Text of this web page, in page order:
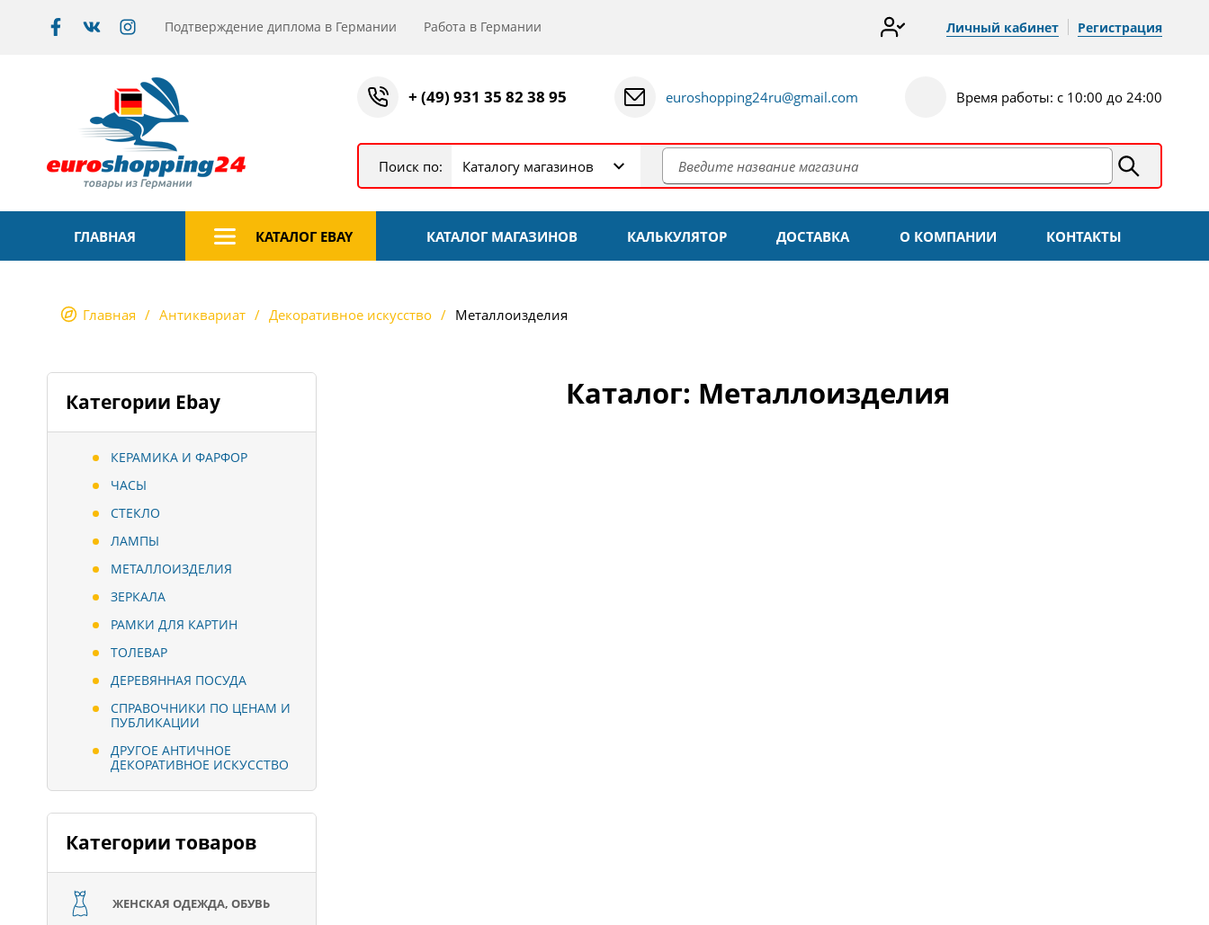
Подтверждение диплома в Германии Работа в Германии Личный кабинет Регистрация
+ (49) 931 35 82 38 95 euroshopping24ru@gmail.com Время работы: с 10:00 до 24:00
Поиск по: Каталогу магазинов
ГЛАВНАЯ КАТАЛОГ EBAY КАТАЛОГ МАГАЗИНОВ КАЛЬКУЛЯТОР ДОСТАВКА О КОМПАНИИ КОНТАКТЫ
Главная Антиквариат Декоративное искусство Металлоизделия
Категории Ebay
КЕРАМИКА И ФАРФОР
ЧАСЫ
СТЕКЛО
ЛАМПЫ
МЕТАЛЛОИЗДЕЛИЯ
ЗЕРКАЛА
РАМКИ ДЛЯ КАРТИН
ТОЛЕВАР
ДЕРЕВЯННАЯ ПОСУДА
СПРАВОЧНИКИ ПО ЦЕНАМ И
ПУБЛИКАЦИИ
ДРУГОЕ АНТИЧНОЕ
ДЕКОРАТИВНОЕ ИСКУССТВО
Категории товаров
ЖЕНСКАЯ ОДЕЖДА, ОБУВЬ
Каталог: Металлоизделия